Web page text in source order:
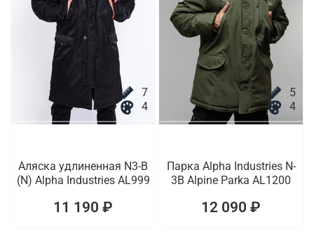
7
4
Аляска удлиненная N3-B
(N) Alpha Industries AL999
11 190 ₽
5
4
Парка Alpha Industries N-
3B Alpine Parka AL1200
12 090 ₽